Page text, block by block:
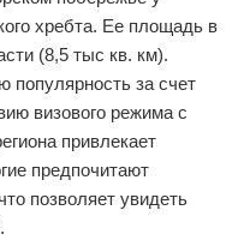
хребта. Ее площадь в
(8,5 тыс кв. км).
популярность за счет
визового режима с
привлекает
предпочитают
позволяет увидеть